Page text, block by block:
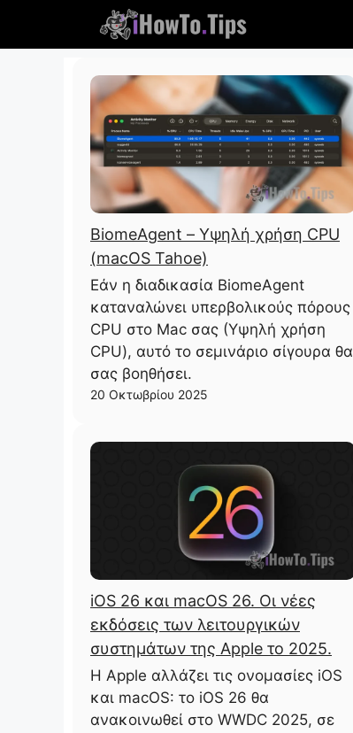
περιεχόμενο
BiomeAgent – ​​Υψηλή χρήση CPU
(macOS Tahoe)
Εάν η διαδικασία BiomeAgent
καταναλώνει υπερβολικούς πόρους
CPU στο Mac σας (Υψηλή χρήση
CPU), αυτό το σεμινάριο σίγουρα θα
σας βοηθήσει.
20 Οκτωβρίου 2025
iOS 26 και macOS 26. Οι νέες
εκδόσεις των λειτουργικών
συστημάτων της Apple το 2025.
Η Apple αλλάζει τις ονομασίες iOS
και macOS: το iOS 26 θα
ανακοινωθεί στο WWDC 2025, σε